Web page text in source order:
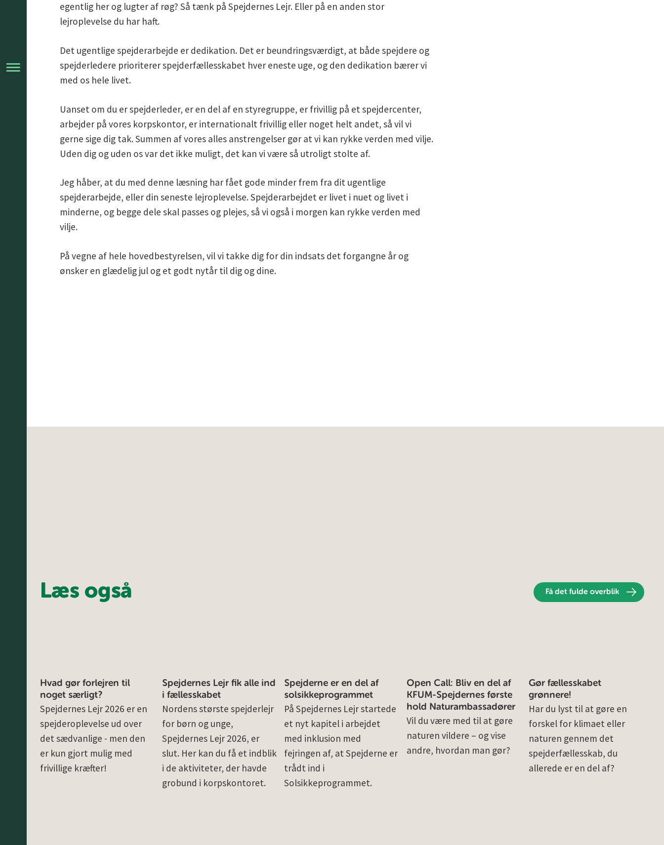
egentlig her og lugter af røg? Så tænk på Spejdernes Lejr. Eller på en anden stor
lejroplevelse du har haft.
Det ugentlige spejderarbejde er dedikation. Det er beundringsværdigt, at både spejdere og
spejderledere prioriterer spejderfællesskabet hver eneste uge, og den dedikation bærer vi
med os hele livet.
Uanset om du er spejderleder, er en del af en styregruppe, er frivillig på et spejdercenter,
arbejder på vores korpskontor, er internationalt frivillig eller noget helt andet, så vil vi
gerne sige dig tak. Summen af vores alles anstrengelser gør at vi kan rykke verden med vilje.
Uden dig og uden os var det ikke muligt, det kan vi være så utroligt stolte af.
Jeg håber, at du med denne læsning har fået gode minder frem fra dit ugentlige
spejderarbejde, eller din seneste lejroplevelse. Spejderarbejdet er livet i nuet og livet i
minderne, og begge dele skal passes og plejes, så vi også i morgen kan rykke verden med
vilje.
På vegne af hele hovedbestyrelsen, vil vi takke dig for din indsats det forgangne år og
ønsker en glædelig jul og et godt nytår til dig og dine.
Læs også Få det fulde overblik
Hvad gør forlejren til
noget særligt?
Spejdernes Lejr 2026 er en
spejderoplevelse ud over
det sædvanlige - men den
er kun gjort mulig med
frivillige kræfter!
Spejdernes Lejr fik alle ind
i fællesskabet
Nordens største spejderlejr
for børn og unge,
Spejdernes Lejr 2026, er
slut. Her kan du få et indblik
i de aktiviteter, der havde
grobund i korpskontoret.
Spejderne er en del af
solsikkeprogrammet
På Spejdernes Lejr startede
et nyt kapitel i arbejdet
med inklusion med
fejringen af, at Spejderne er
trådt ind i
Solsikkeprogrammet.
Open Call: Bliv en del af
KFUM-Spejdernes første
hold Naturambassadører
Vil du være med til at gøre
naturen vildere – og vise
andre, hvordan man gør?
Gør fællesskabet
grønnere!
Har du lyst til at gøre en
forskel for klimaet eller
naturen gennem det
spejderfællesskab, du
allerede er en del af?